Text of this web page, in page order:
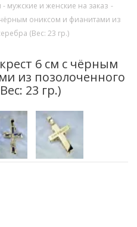
мужские и женские на заказ -
ониксом и фианитами из
(Вес: 23 гр.)
6 см с чёрным
из позолоченного
23 гр.)